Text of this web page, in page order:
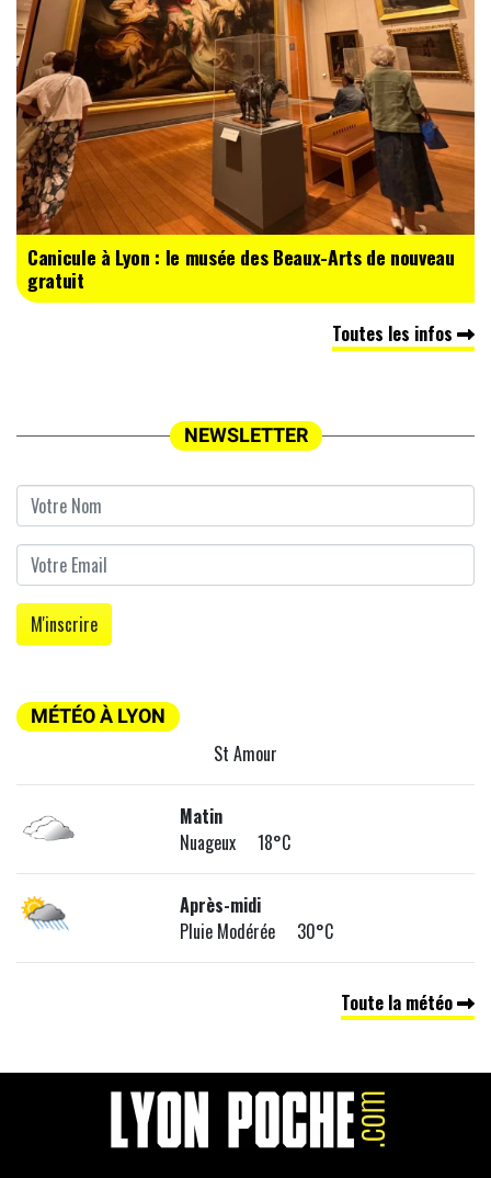
Canicule à Lyon : le musée des Beaux-Arts de nouveau
gratuit
Toutes les infos
NEWSLETTER
MÉTÉO À LYON
St Amour
Matin
Nuageux 18°C
Après-midi
Pluie Modérée 30°C
Toute la météo